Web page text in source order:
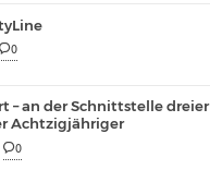
0
– an der Schnittstelle
Achtzigjähriger
0